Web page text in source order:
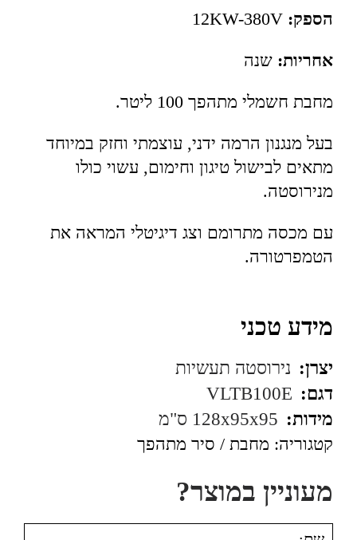
הספק: 12KW-380V
אחריות: שנה
מחבת חשמלי מתהפך 100 ליטר.
בעל מנגנון הרמה ידני, עוצמתי וחזק במיוחד
מתאים לבישול טיגון וחימום, עשוי כולו
מנירוסטה.
עם מכסה מתרומם וצג דיגיטלי המראה את
הטמפרטורה.
מידע טכני
יצרן: נירוסטה תעשיות
דגם: VLTB100E
מידות: 128x95x95 ס"מ
קטגוריה: מחבת / סיר מתהפך
מעוניין במוצר?